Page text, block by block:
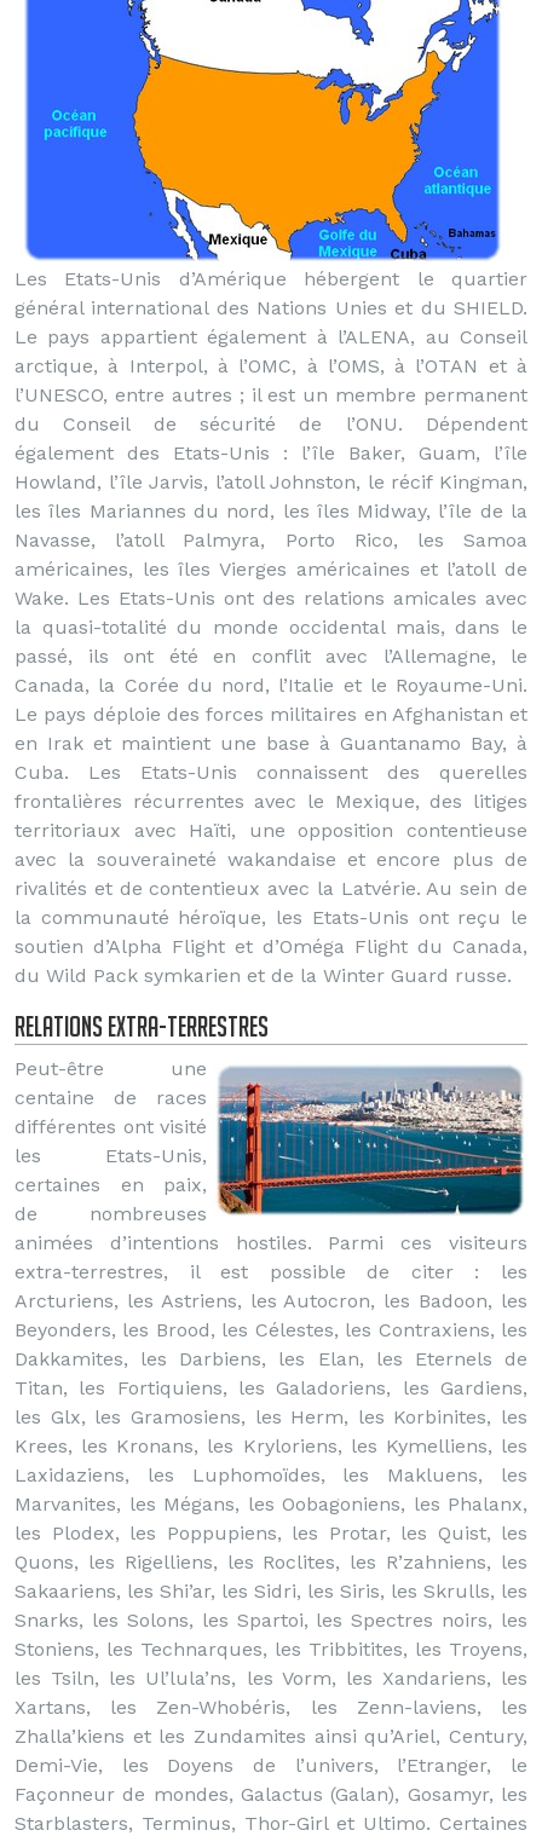
Les Etats-Unis d’Amérique hébergent le quartier
général international des Nations Unies et du SHIELD.
Le pays appartient également à l’ALENA, au Conseil
arctique, à Interpol, à l’OMC, à l’OMS, à l’OTAN et à
l’UNESCO, entre autres ; il est un membre permanent
du Conseil de sécurité de l’ONU. Dépendent
également des Etats-Unis : l’île Baker, Guam, l’île
Howland, l’île Jarvis, l’atoll Johnston, le récif Kingman,
les îles Mariannes du nord, les îles Midway, l’île de la
Navasse, l’atoll Palmyra, Porto Rico, les Samoa
américaines, les îles Vierges américaines et l’atoll de
Wake. Les Etats-Unis ont des relations amicales avec
la quasi-totalité du monde occidental mais, dans le
passé, ils ont été en conflit avec l’Allemagne, le
Canada, la Corée du nord, l’Italie et le Royaume-Uni.
Le pays déploie des forces militaires en Afghanistan et
en Irak et maintient une base à Guantanamo Bay, à
Cuba. Les Etats-Unis connaissent des querelles
frontalières récurrentes avec le Mexique, des litiges
territoriaux avec Haïti, une opposition contentieuse
avec la souveraineté wakandaise et encore plus de
rivalités et de contentieux avec la Latvérie. Au sein de
la communauté héroïque, les Etats-Unis ont reçu le
soutien d’Alpha Flight et d’Oméga Flight du Canada,
du Wild Pack symkarien et de la Winter Guard russe.
Relations extra-terrestres
Peut-être une
centaine de races
différentes ont visité
les Etats-Unis,
certaines en paix,
de nombreuses
animées d’intentions hostiles. Parmi ces visiteurs
extra-terrestres, il est possible de citer : les
Arcturiens, les Astriens, les Autocron, les Badoon, les
Beyonders, les Brood, les Célestes, les Contraxiens, les
Dakkamites, les Darbiens, les Elan, les Eternels de
Titan, les Fortiquiens, les Galadoriens, les Gardiens,
les Glx, les Gramosiens, les Herm, les Korbinites, les
Krees, les Kronans, les Kryloriens, les Kymelliens, les
Laxidaziens, les Luphomoïdes, les Makluens, les
Marvanites, les Mégans, les Oobagoniens, les Phalanx,
les Plodex, les Poppupiens, les Protar, les Quist, les
Quons, les Rigelliens, les Roclites, les R’zahniens, les
Sakaariens, les Shi’ar, les Sidri, les Siris, les Skrulls, les
Snarks, les Solons, les Spartoi, les Spectres noirs, les
Stoniens, les Technarques, les Tribbitites, les Troyens,
les Tsiln, les Ul’lula’ns, les Vorm, les Xandariens, les
Xartans, les Zen-Whobéris, les Zenn-laviens, les
Zhalla’kiens et les Zundamites ainsi qu’Ariel, Century,
Demi-Vie, les Doyens de l’univers, l’Etranger, le
Façonneur de mondes, Galactus (Galan), Gosamyr, les
Starblasters, Terminus, Thor-Girl et Ultimo. Certaines